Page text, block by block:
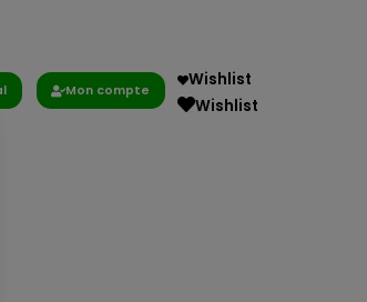
Mon compte
Wishlist
Wishlist